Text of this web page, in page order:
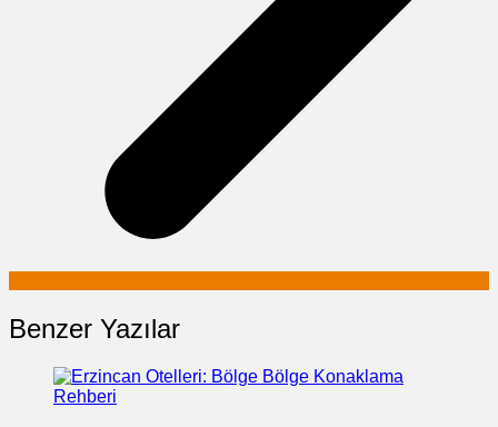
Benzer Yazılar